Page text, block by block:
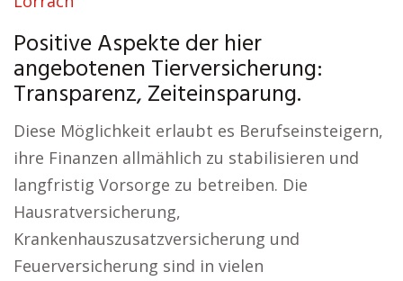
Positive Aspekte der hier
angebotenen Tierversicherung:
Transparenz, Zeiteinsparung.
Diese Möglichkeit erlaubt es Berufseinsteigern,
ihre Finanzen allmählich zu stabilisieren und
langfristig Vorsorge zu betreiben. Die
Hausratversicherung,
Krankenhauszusatzversicherung und
Feuerversicherung sind in vielen